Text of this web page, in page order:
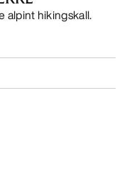
hikingskall.